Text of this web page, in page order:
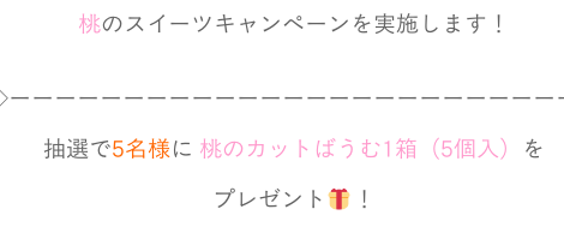
桃のスイーツキャンペーンを実施します！
ーーーーーーーーーーーーーーーーーーーーーー
抽選で5名様 に 桃のカットばうむ1箱（5個入） を
プレゼント ！